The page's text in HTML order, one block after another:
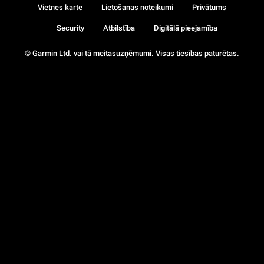
© Garmin Ltd. vai tā meitasuzņēmumi. Visas tiesības paturētas.
Vietnes karte Lietošanas noteikumi Privātums
Security Atbilstība Digitālā pieejamība